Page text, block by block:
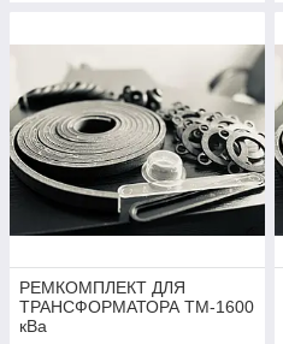
РЕМКОМПЛЕКТ ДЛЯ
ТРАНСФОРМАТОРА ТМ-1600
кВа